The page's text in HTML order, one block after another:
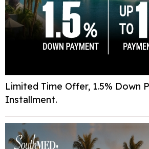
Limited Time Offer, 1.5% Down
Installment.